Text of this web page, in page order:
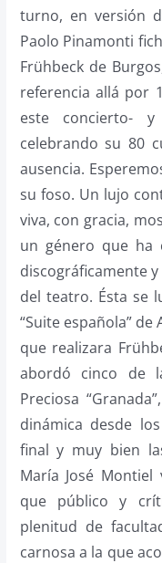
turno, en versión
Paolo Pinamonti
Frühbeck de
referencia allá por
este concierto- y
celebrando su 80
ausencia.
su foso. Un lujo
viva, con gracia,
un género que ha
discográficamente
del teatro. Ésta se
“Suite española”
que realizara
abordó cinco de
Preciosa
dinámica desde
final y muy bien
María José
que público y
plenitud de
carnosa a la que